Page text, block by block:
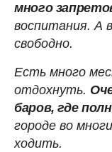
много
воспитания. А
свободно.
Есть много
отдохнуть.
баров, где
городе во
ходить.